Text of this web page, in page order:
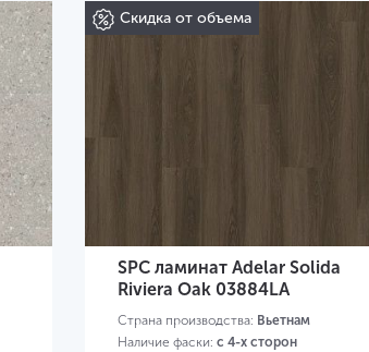
Скидка от объема
SPC ламинат Adelar Solida
Riviera Oak 03884LA
Страна производства: Вьетнам
Наличие фаски: с 4-х сторон